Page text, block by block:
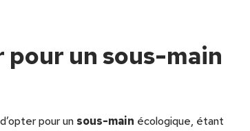
pour un sous-main
pour un sous-main écologique, étant